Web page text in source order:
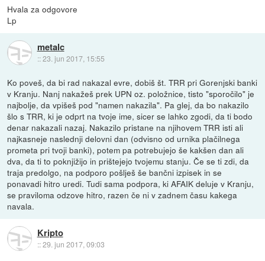
Hvala za odgovore
Lp
metalc
::23. jun 2017, 15:55
Ko poveš, da bi rad nakazal evre, dobiš št. TRR pri Gorenjski banki
v Kranju. Nanj nakažeš prek UPN oz. položnice, tisto "sporočilo" je
najbolje, da vpišeš pod "namen nakazila". Pa glej, da bo nakazilo
šlo s TRR, ki je odprt na tvoje ime, sicer se lahko zgodi, da ti bodo
denar nakazali nazaj. Nakazilo pristane na njihovem TRR isti ali
najkasneje naslednji delovni dan (odvisno od urnika plačilnega
prometa pri tvoji banki), potem pa potrebujejo še kakšen dan ali
dva, da ti to poknjižijo in prištejejo tvojemu stanju. Če se ti zdi, da
traja predolgo, na podporo pošlješ še bančni izpisek in se
ponavadi hitro uredi. Tudi sama podpora, ki AFAIK deluje v Kranju,
se praviloma odzove hitro, razen če ni v zadnem času kakega
navala.
Kripto
::29. jun 2017, 09:03